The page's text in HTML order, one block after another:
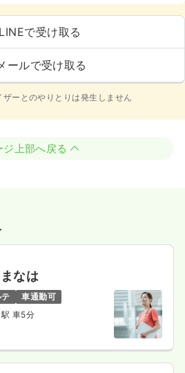
LINEで受け取る
ールで受け取る
ーとのやりとりは発生しません
ジ上部へ戻る
なは
車通勤可
車5分